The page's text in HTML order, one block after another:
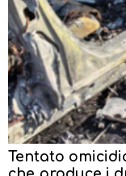
Tentato